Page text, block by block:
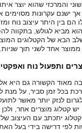
והמרכזי שהוא יוצר
ישנם עקרונות מסוימים
הם בין היתר עיצוב נוח
מביא לגולש, בתקווה
הבא של הקטלוגים
אחד לשני תוך שניות.
ותפעול נוח
מאוד הקשורה גם היא אל
בכל זמן סביר, על מנת
לגרום לנזק יותר מאשר
קטלוג מוצרים אחר,
יתכתב עם העיצוב של
לפי דרישה בידי בעל